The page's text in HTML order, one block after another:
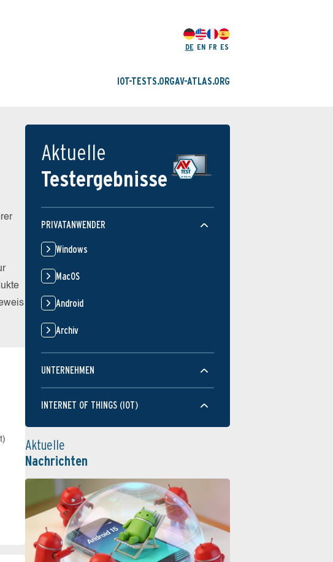
DE EN FR ES
IOT-TESTS.ORGAV-ATLAS.ORG
Aktuelle
Testergebnisse
PRIVATANWENDER
Windows
MacOS
Android
Archiv
UNTERNEHMEN
INTERNET OF THINGS (IOT)
Aktuelle
Nachrichten